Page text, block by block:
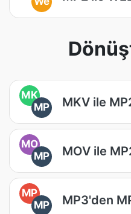
MK
MP
MKV ile
MO
MP
MOV ile
MP
MP
MP3'den